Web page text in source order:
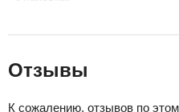
Отзывы
К сожалению, отзывов по